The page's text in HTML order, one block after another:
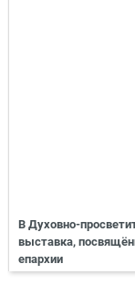
В Духовно-
выставка,
епархии